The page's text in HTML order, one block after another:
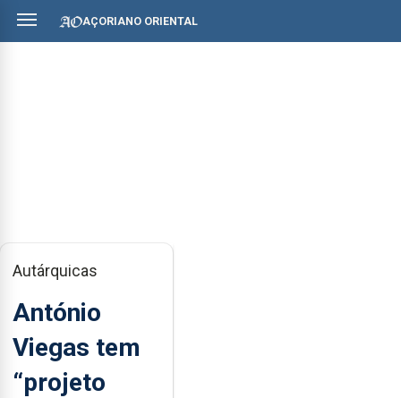
AÇORIANO ORIENTAL
Autárquicas
António
Viegas tem
“projeto